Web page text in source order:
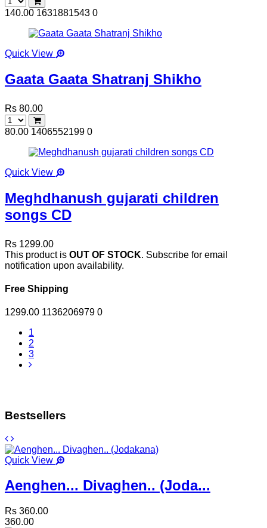
140.00 1631881543 0
Quick View
Gaata Gaata Shatranj Shikho
Rs 80.00
80.00 1406552199 0
Quick View
Meghdhanush gujarati children
songs CD
Rs 1299.00
This product is OUT OF STOCK. Subscribe for email
notification upon availability.
Free Shipping
1299.00 1136206979 0
1
2
3
Bestsellers
Quick View
Aenghen... Divaghen.. (Joda...
Rs 360.00
360.00